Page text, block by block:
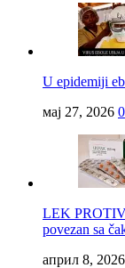
U epidemiji
мај 27, 2026 0
LEK
povezan sa
април 8, 2026